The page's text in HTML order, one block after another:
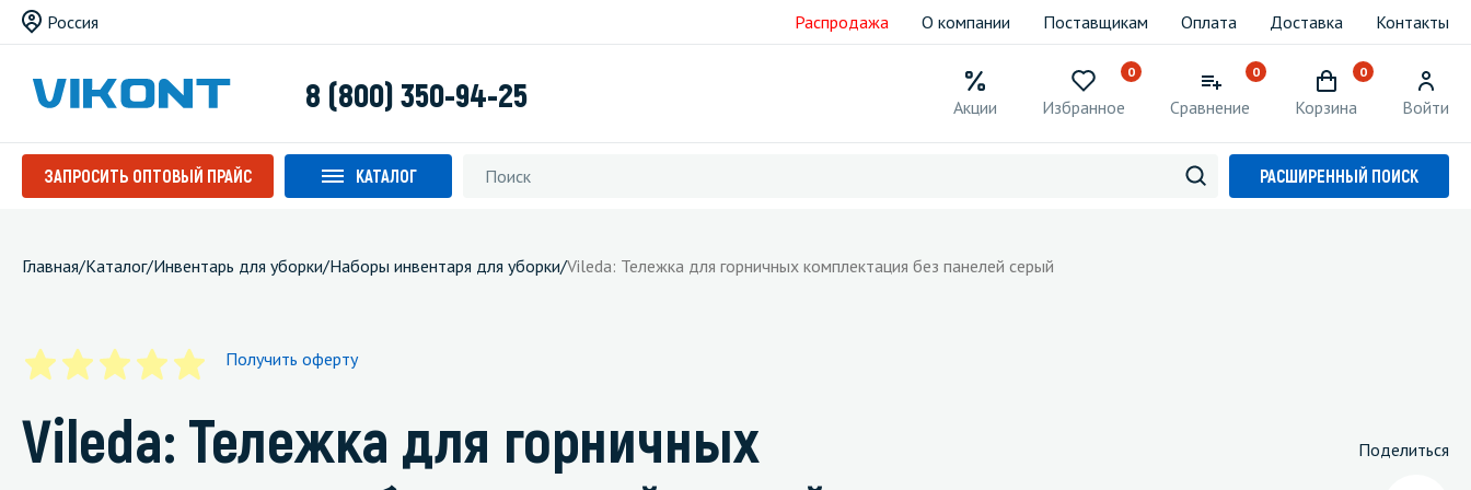
Россия Распродажа О компании Поставщикам Оплата Доставка Контакты
8 (800) 350-94-25 Акции
0
Избранное
0
Сравнение
0
Корзина Войти
ЗАПРОСИТЬ ОПТОВЫЙ ПРАЙС КАТАЛОГ РАСШИРЕННЫЙ ПОИСК
Главная/Каталог/Инвентарь для уборки/Наборы инвентаря для уборки/Vileda: Тележка для горничных комплектация без панелей серый
Получить оферту
Поделиться
Vileda: Тележка для горничных